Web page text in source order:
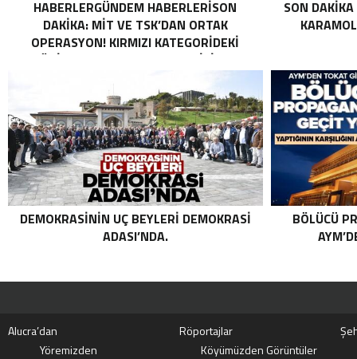
HABERLERGÜNDEM HABERLERISON
DAKIKA: MİT VE TSK’DAN ORTAK
OPERASYON! KIRMIZI KATEGORIDEKI
TERÖRIST NAZLI TAŞPINAR ETKISIZ HALE
ORTAK OPERASYON! KIRMIZI
KATEGORIDEKI TERÖRIST NAZLI
TAŞPINAR ETKISIZ HALE GETIRILDI .
SON
DEMOKRASININ UÇ BEYLERI DEMOKRASI
ADASI’NDA.
BÖLÜCÜ
Alucra’dan Röportajlar
Yöremizden
Köyümüzden Görüntüler